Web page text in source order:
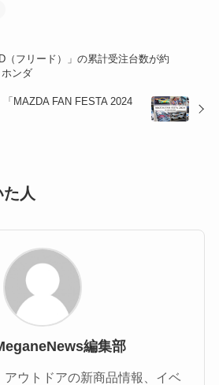
（フリード）」の累計受注台数が約
ンダ
MAZDA FAN FESTA 2024
人
編集部
ウトドアの新商品情報、イベ